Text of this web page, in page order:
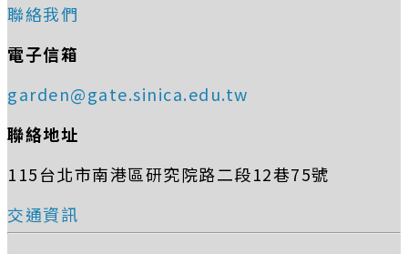
聯絡我們
電子信箱
garden@gate.sinica.edu.tw
聯絡地址
115台北市南港區研究院路二段12巷75號
交通資訊